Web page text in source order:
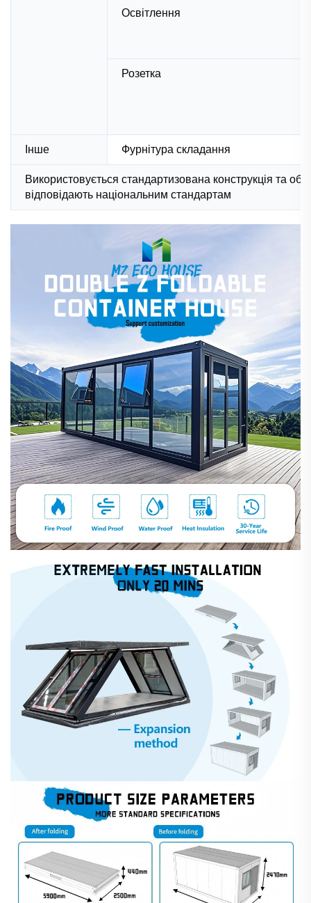
Освітлення
Розетка
Інше Фурнітура складання
Використовується стандартизована конструкція та
відповідають національним стандартам